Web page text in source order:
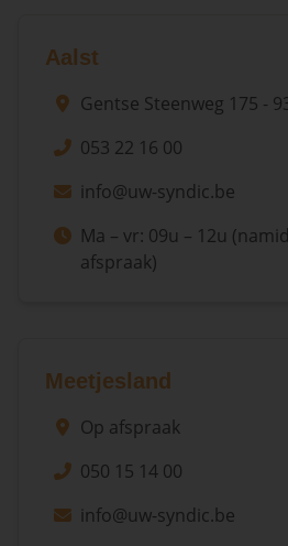
Aalst
Gentse Steenweg 175 -
053 22 16 00
info@uw-syndic.be
Ma – vr: 09u – 12u
afspraak)
Meetjesland
Op afspraak
050 15 14 00
info@uw-syndic.be